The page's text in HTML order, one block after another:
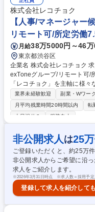
スケジュール管理■スタッフ
現場進行・編集進行【主な
4000本)/LIVE配信(配信実績日本有数の技
サー】業界最大手の小学館グ
株式会社レコチョク
【人事/マネージャー
リモート可/所定労働
月給38万5000円～46万
東京都渋谷区
企業名 株式会社レコチョク 求人名 【人事/マネージャー候補】東証上場N
exToneグループ/リモート可/所定労働7.5H 仕事
「レコチョク」を主軸に様
て、人事部門のマネージャ
材育成など、人事機能全般の運営・
事業成長に繋がる人事制度・
ソーシングから内製化への
に関する課題抽出と解決策の
ネジメントと組織全体の運
折衝や各種調整業務 ※採用・労務は主
マネージャー候補】東証上場
業界未経験歓迎 副業・Wワー
月平均残業時間20時間以内
転
土日祝休み
服装自由
非公開求人 は25
ご登録いただくと、約25万
非公開求人からご希望に沿っ
求人をご紹介します。
※2026年3月31日時点 ※求人数＝採用予定
登録して求人を紹介して